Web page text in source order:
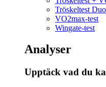
Tröskeltest Duo
VO2max-test
Wingate-test
Analyser
Upptäck vad du